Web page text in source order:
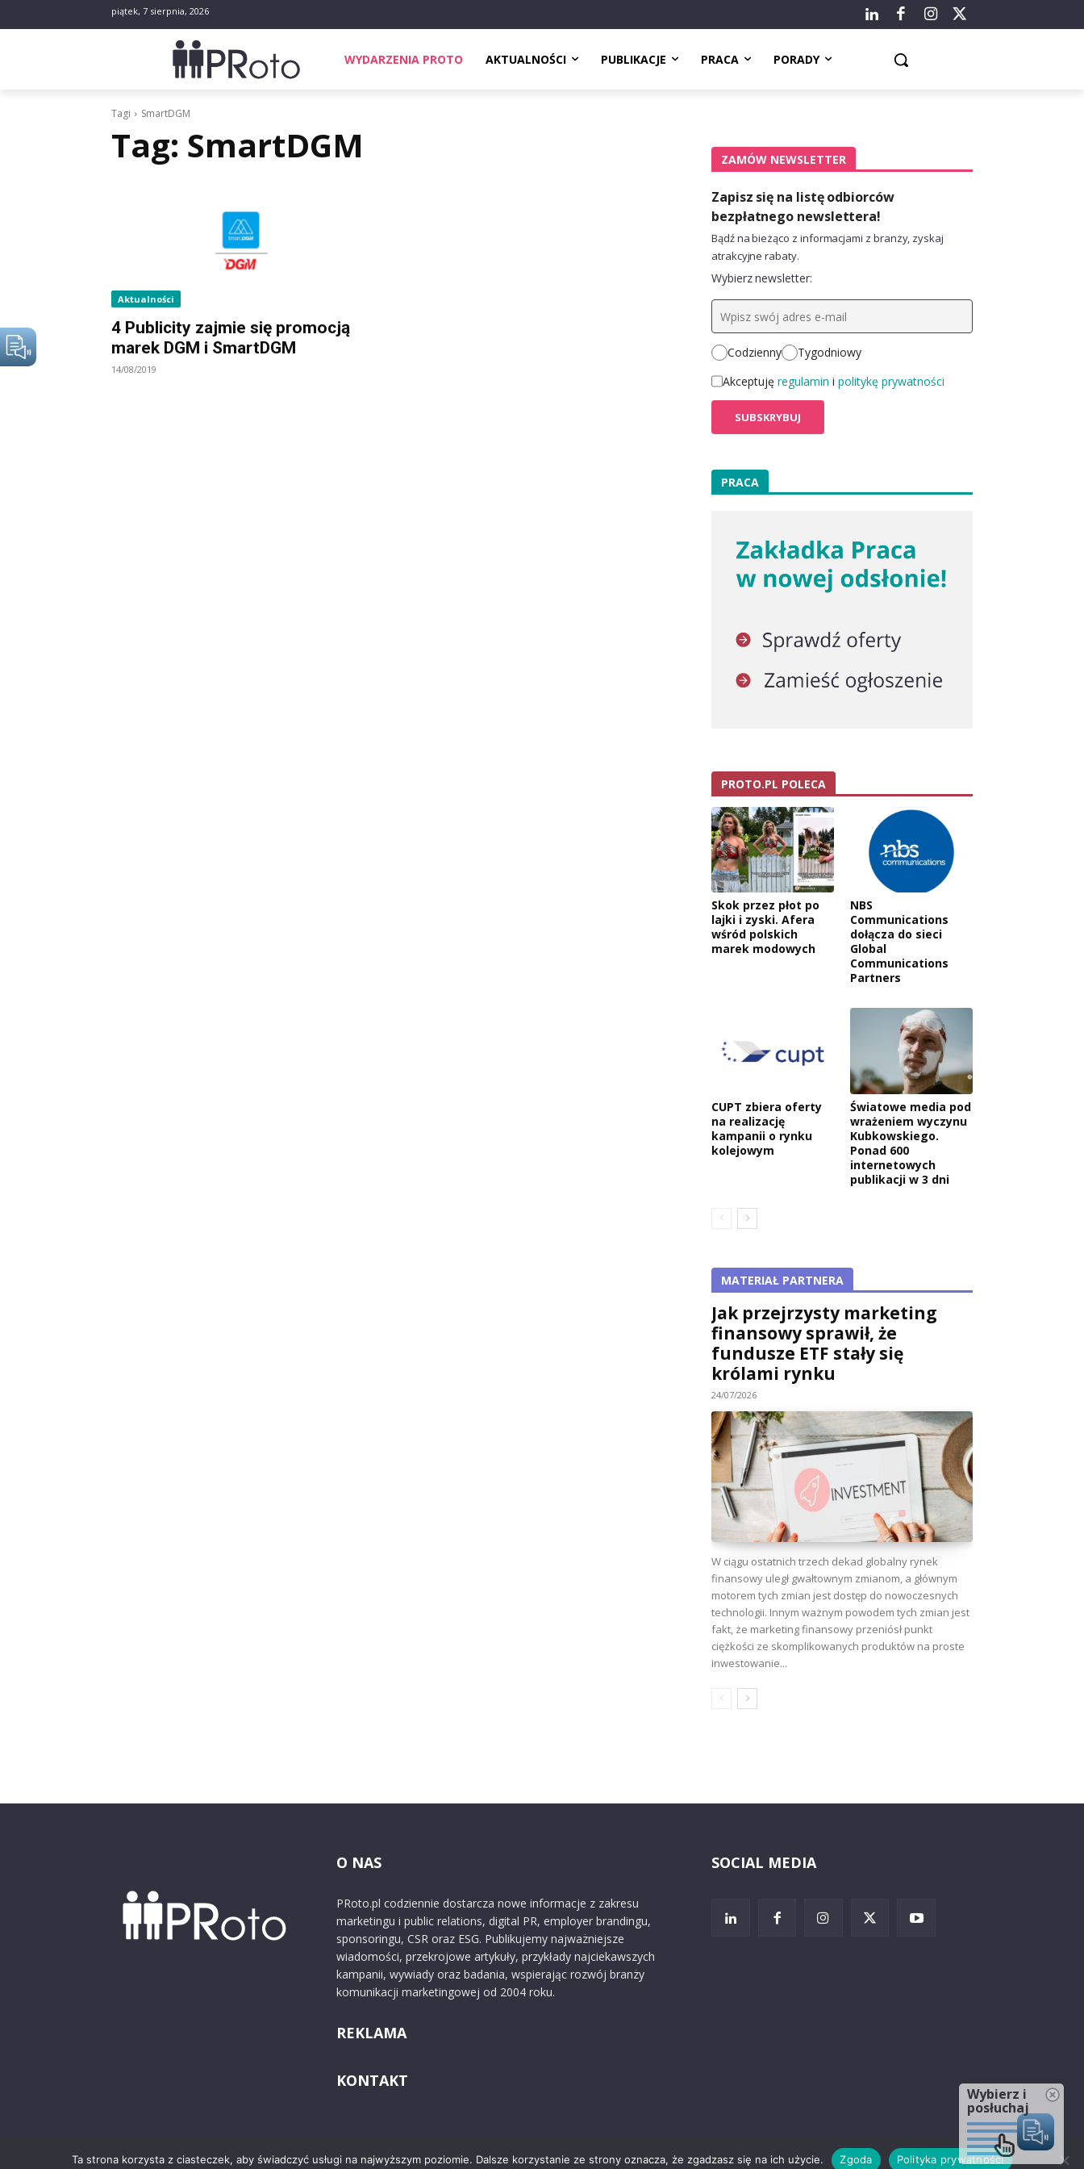
piątek, 7 sierpnia, 2026
WYDARZENIA PROTO AKTUALNOŚCI PUBLIKACJE PRACA PORADY
Tagi SmartDGM
Tag: SmartDGM
Aktualności
4 Publicity zajmie się promocją
marek DGM i SmartDGM
14/08/2019
ZAMÓW NEWSLETTER
Zapisz się na listę odbiorców
bezpłatnego newslettera!
Bądź na bieżąco z informacjami z branży, zyskaj
atrakcyjne rabaty.
Wybierz newsletter:
Codzienny
Tygodniowy
Akceptuję regulamin i politykę prywatności
PRACA
PROTO.PL POLECA
Skok przez płot po
lajki i zyski. Afera
wśród polskich
marek modowych
NBS
Communications
dołącza do sieci
Global
Communications
Partners
CUPT zbiera oferty
na realizację
kampanii o rynku
kolejowym
Światowe media pod
wrażeniem wyczynu
Kubkowskiego.
Ponad 600
internetowych
publikacji w 3 dni
MATERIAŁ PARTNERA
Jak przejrzysty marketing
finansowy sprawił, że
fundusze ETF stały się
królami rynku
24/07/2026
W ciągu ostatnich trzech dekad globalny rynek
finansowy uległ gwałtownym zmianom, a głównym
motorem tych zmian jest dostęp do nowoczesnych
technologii. Innym ważnym powodem tych zmian jest
fakt, że marketing finansowy przeniósł punkt
ciężkości ze skomplikowanych produktów na proste
inwestowanie...
O NAS
PRoto.pl codziennie dostarcza nowe informacje z zakresu
marketingu i public relations, digital PR, employer brandingu,
sponsoringu, CSR oraz ESG. Publikujemy najważniejsze
wiadomości, przekrojowe artykuły, przykłady najciekawszych
kampanii, wywiady oraz badania, wspierając rozwój branży
komunikacji marketingowej od 2004 roku.
REKLAMA
KONTAKT
SOCIAL MEDIA
Ta strona korzysta z ciasteczek, aby świadczyć usługi na najwyższym poziomie. Dalsze korzystanie ze strony oznacza, że zgadzasz się na ich użycie. Zgoda Polityka prywatności
Wybierz i
posłuchaj